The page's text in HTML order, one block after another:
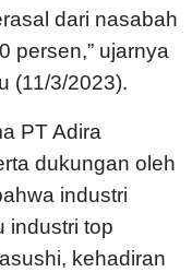
dari nasabah
persen,” ujarnya
(11/3/2023).
PT Adira
dukungan oleh
industri
industri top
kehadiran